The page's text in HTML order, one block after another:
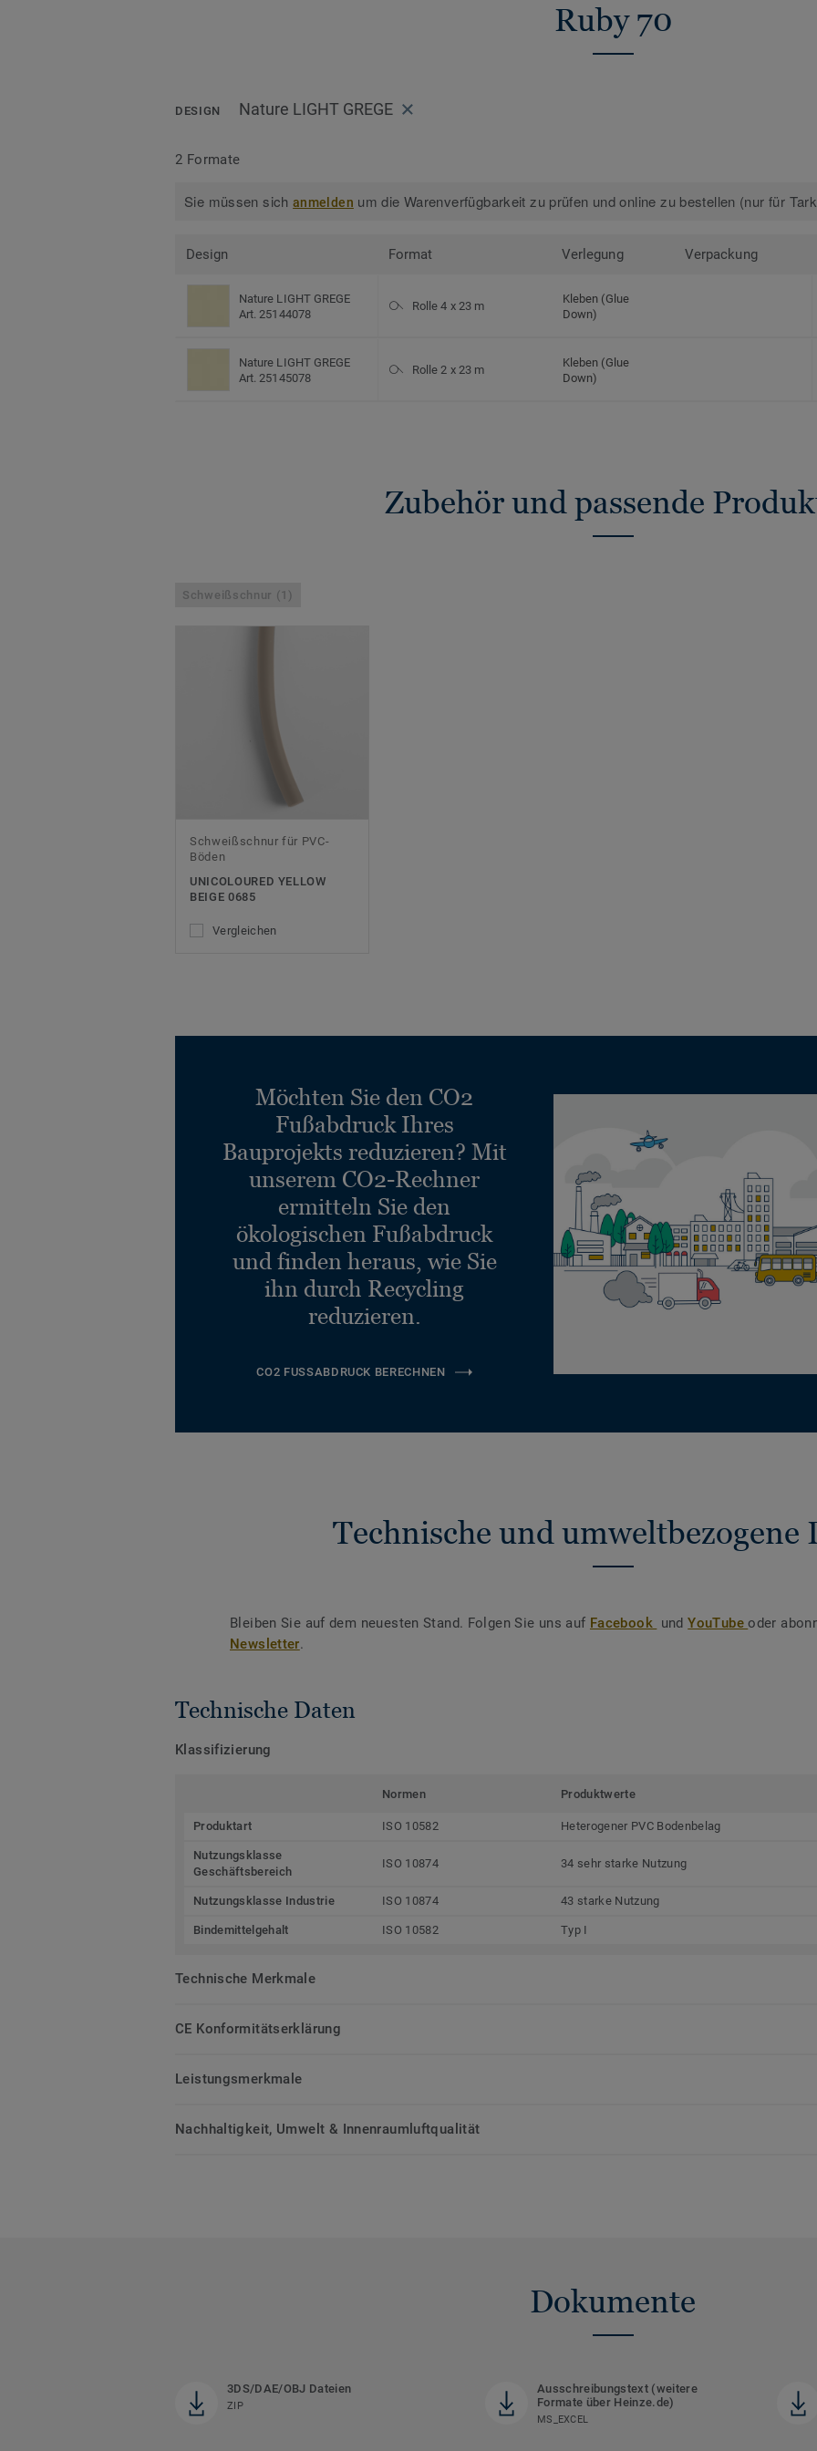
Ruby 70
DESIGN Nature LIGHT GREGE
2 Formate
Sie müssen sichanmelden um die Warenverfügbarkeit zu prüfen und online zu bestellen (nur für
Design Format Verlegung Verpackung
Nature LIGHT GREGE
Art. 25144078
Rolle 4 x 23 m
Kleben (Glue
Down)
Nature LIGHT GREGE
Art. 25145078
Rolle 2 x 23 m
Kleben (Glue
Down)
Zubehör und passende
Schweißschnur (1)
Schweißschnur für PVC-
Böden
UNICOLOURED YELLOW
BEIGE 0685
Vergleichen
Möchten Sie den CO2
Fußabdruck Ihres
Bauprojekts reduzieren? Mit
unserem CO2-Rechner
ermitteln Sie den
ökologischen Fußabdruck
und finden heraus, wie Sie
ihn durch Recycling
reduzieren.
CO2 FUSSABDRUCK BERECHNEN
Technische und umweltbezogene
Bleiben Sie auf dem neuesten Stand. Folgen Sie uns auf Facebook undYouTubeoder
Newsletter.
Technische Daten
Klassifizierung
Normen Produktwerte
Produktart ISO 10582 Heterogener PVC Bodenbelag
Nutzungsklasse
Geschäftsbereich
ISO 10874 34 sehr starke Nutzung
Nutzungsklasse Industrie ISO 10874 43 starke Nutzung
Bindemittelgehalt ISO 10582 Typ I
Technische Merkmale
CE Konformitätserklärung
Leistungsmerkmale
Nachhaltigkeit, Umwelt & Innenraumluftqualität
Dokumente
3DS/DAE/OBJ Dateien
ZIP
Ausschreibungstext (weitere
Formate über Heinze.de)
MS_EXCEL